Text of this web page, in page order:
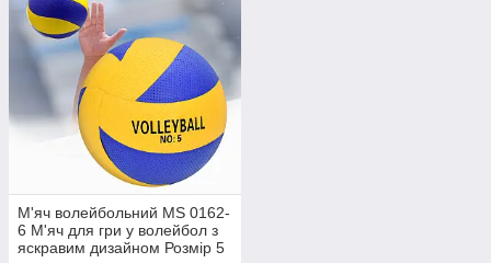
М'яч волейбольний MS 0162-
6 М'яч для гри у волейбол з
яскравим дизайном Розмір 5